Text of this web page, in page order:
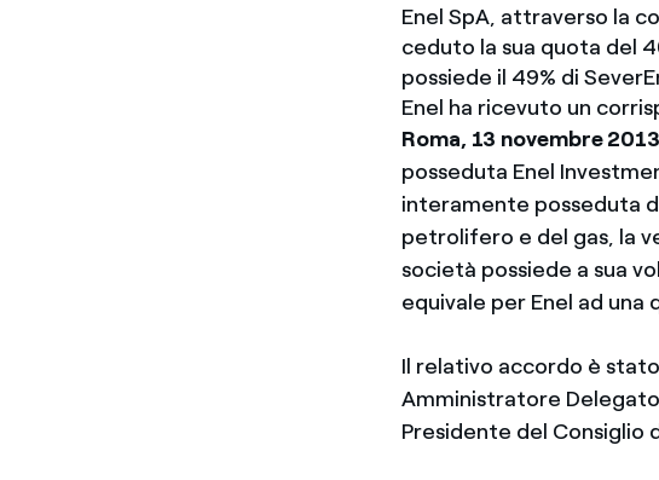
Enel SpA, attraverso la
ceduto la sua quota del
possiede il 49% di
Enel ha ricevuto un
Roma, 13 novembre 2013
posseduta Enel
interamente posseduta
petrolifero e del gas, la
società possiede a sua
equivale per Enel ad
Il relativo accordo è
Amministratore
Presidente del Consiglio